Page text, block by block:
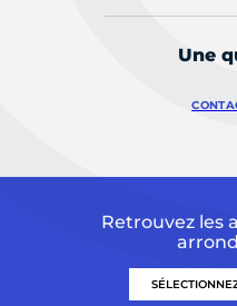
Une
Retrouvez les